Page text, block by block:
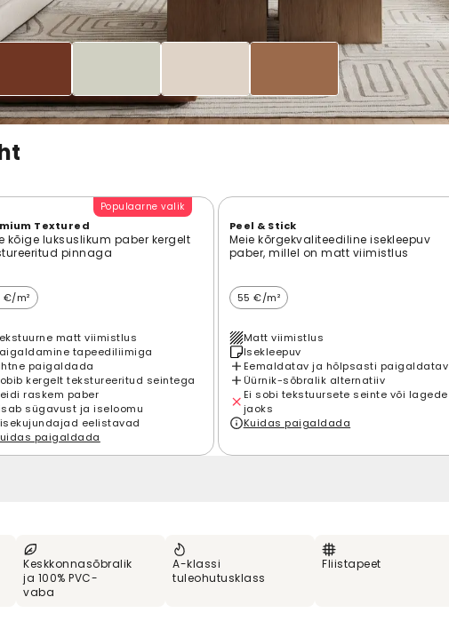
Populaarne valik
Textured
kõige luksuslikum paber kergelt
pinnaga
€/m²
matt viimistlus
tapeediliimiga
paigaldada
kergelt tekstureeritud seintega
raskem paber
sügavust ja iseloomu
eelistavad
paigaldada
Peel & Stick
Meie kõrgekvaliteediline isekleepuv
paber, millel on matt viimistlus
55 €/m²
Matt viimistlus
Isekleepuv
Eemaldatav ja hõlpsasti paigaldatav
Üürnik-sõbralik alternatiiv
Ei sobi tekstuursete seinte või lagede
jaoks
Kuidas paigaldada
Keskkonnasõbralik
ja 100% PVC-
vaba
A-klassi
tuleohutusklass
Fliistapeet